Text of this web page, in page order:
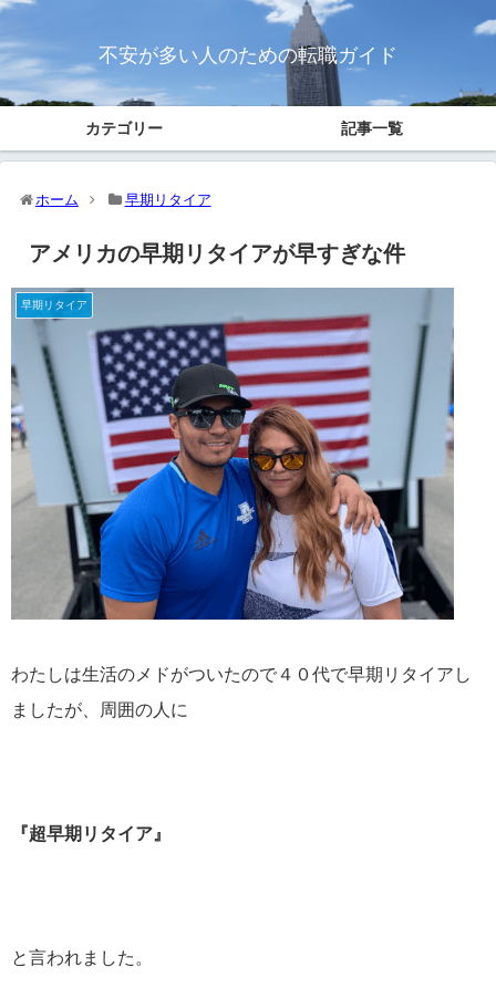
不安が多い人のための転職ガイド
カテゴリー 記事一覧
ホーム 早期リタイア
アメリカの早期リタイアが早すぎな件
早期リタイア
わたしは生活のメドがついたので４０代で早期リタイアし
ましたが、周囲の人に
『超早期リタイア』
と言われました。